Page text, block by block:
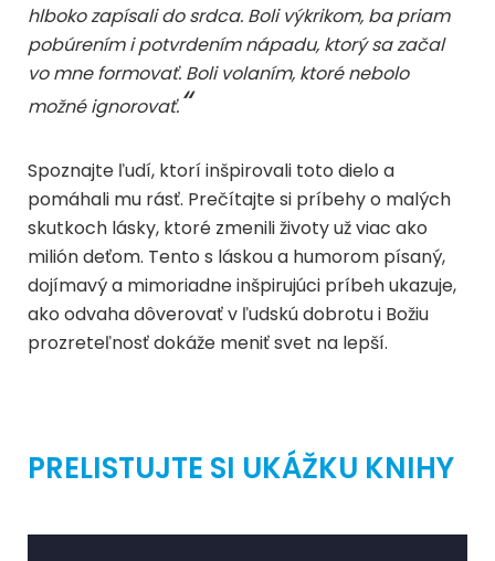
hlboko zapísali do srdca. Boli výkrikom, ba priam
pobúrením i potvrdením nápadu, ktorý sa začal
vo mne formovať. Boli volaním, ktoré nebolo
možné ignorovať.“
Spoznajte ľudí, ktorí inšpirovali toto dielo a
pomáhali mu rásť. Prečítajte si príbehy o malých
skutkoch lásky, ktoré zmenili životy už viac ako
milión deťom. Tento s láskou a humorom písaný,
dojímavý a mimoriadne inšpirujúci príbeh ukazuje,
ako odvaha dôverovať v ľudskú dobrotu i Božiu
prozreteľnosť dokáže meniť svet na lepší.
PRELISTUJTE SI UKÁŽKU KNIHY